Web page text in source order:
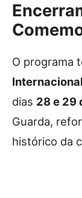
O programa
dias 28 e 29
Guarda,
histórico da